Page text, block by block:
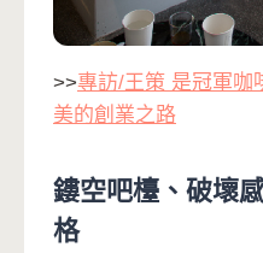
>>專訪/王策 是冠軍咖
美的創業之路
鏤空吧檯、破壞
格